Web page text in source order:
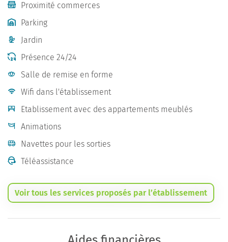
Proximité commerces
Parking
Jardin
Présence 24/24
Salle de remise en forme
Wifi dans l'établissement
Etablissement avec des appartements meublés
Animations
Navettes pour les sorties
Téléassistance
Voir tous les services proposés par l’établissement